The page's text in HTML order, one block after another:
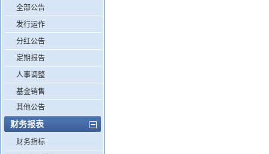
全部公告
发行运作
分红公告
定期报告
人事调整
基金销售
其他公告
财务报表
财务指标